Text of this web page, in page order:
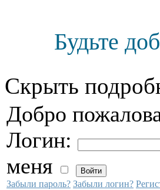
Будьте
Скрыть
Добро
Логин:
меня
Забыли пароль? Забыли логин?